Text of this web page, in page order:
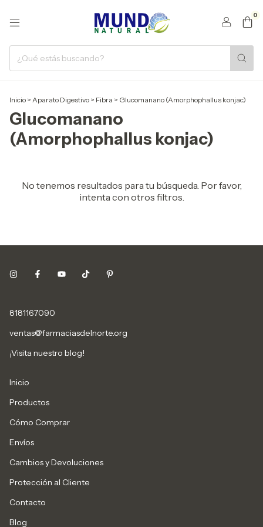
0
Inicio > Aparato Digestivo > Fibra > Glucomanano (Amorphophallus konjac)
Glucomanano
(Amorphophallus konjac)
No tenemos resultados para tu búsqueda. Por favor,
intenta con otros filtros.
8181167090
ventas@farmaciasdelnorte.org
¡Visita nuestro blog!
Inicio
Productos
Cómo Comprar
Envíos
Cambios y Devoluciones
Protección al Cliente
Contacto
Blog